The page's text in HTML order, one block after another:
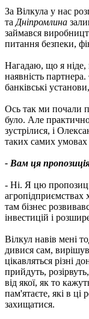
За Вілкула у нас
та Дніпромлина
займався
питання безпеки,
Нагадаю, що я ніде,
наявність
банківські
Ось так ми почали
було. Але
зустрілися, і
таких самих умовах
- Вам ця
- Ні. Я цю
агропідприємствах
там бізнес
інвестицій і
Вілкул навів мені
дивися сам,
цікавляться різні
прийдуть,
від якої, як то
пам'ятаєте, які в ці
захищатися.